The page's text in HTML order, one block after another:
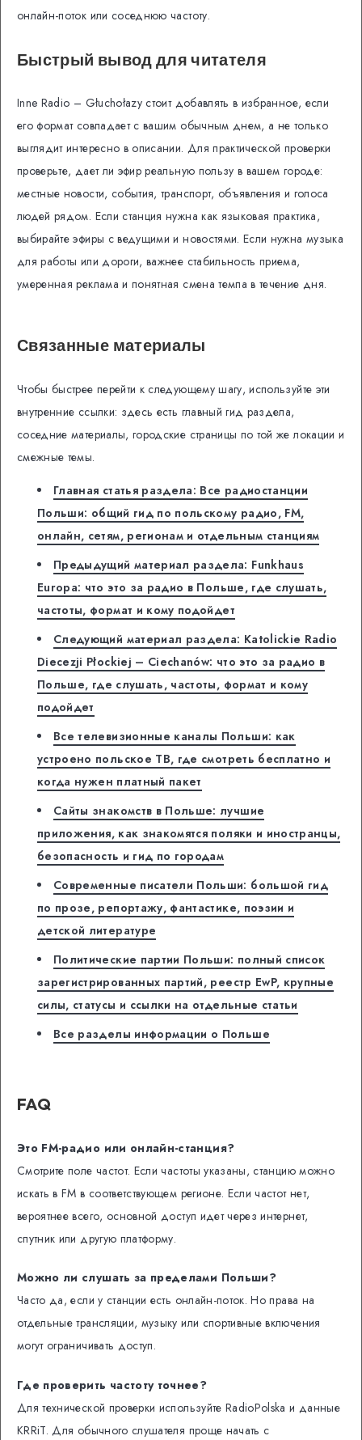
онлайн-поток или соседнюю частоту.
Быстрый вывод для читателя
Inne Radio – Głuchołazy стоит добавлять в избранное, если
его формат совпадает с вашим обычным днем, а не только
выглядит интересно в описании. Для практической проверки
проверьте, дает ли эфир реальную пользу в вашем городе:
местные новости, события, транспорт, объявления и голоса
людей рядом. Если станция нужна как языковая практика,
выбирайте эфиры с ведущими и новостями. Если нужна музыка
для работы или дороги, важнее стабильность приема,
умеренная реклама и понятная смена темпа в течение дня.
Связанные материалы
Чтобы быстрее перейти к следующему шагу, используйте эти
внутренние ссылки: здесь есть главный гид раздела,
соседние материалы, городские страницы по той же локации и
смежные темы.
Главная статья раздела: Все радиостанции
Польши: общий гид по польскому радио, FM,
онлайн, сетям, регионам и отдельным станциям
Предыдущий материал раздела: Funkhaus
Europa: что это за радио в Польше, где слушать,
частоты, формат и кому подойдет
Следующий материал раздела: Katolickie Radio
Diecezji Płockiej – Ciechanów: что это за радио в
Польше, где слушать, частоты, формат и кому
подойдет
Все телевизионные каналы Польши: как
устроено польское ТВ, где смотреть бесплатно и
когда нужен платный пакет
Сайты знакомств в Польше: лучшие
приложения, как знакомятся поляки и иностранцы,
безопасность и гид по городам
Современные писатели Польши: большой гид
по прозе, репортажу, фантастике, поэзии и
детской литературе
Политические партии Польши: полный список
зарегистрированных партий, реестр EwP, крупные
силы, статусы и ссылки на отдельные статьи
Все разделы информации о Польше
FAQ
Это FM-радио или онлайн-станция?
Смотрите поле частот. Если частоты указаны, станцию можно
искать в FM в соответствующем регионе. Если частот нет,
вероятнее всего, основной доступ идет через интернет,
спутник или другую платформу.
Можно ли слушать за пределами Польши?
Часто да, если у станции есть онлайн-поток. Но права на
отдельные трансляции, музыку или спортивные включения
могут ограничивать доступ.
Где проверить частоту точнее?
Для технической проверки используйте RadioPolska и данные
KRRiT. Для обычного слушателя проще начать с